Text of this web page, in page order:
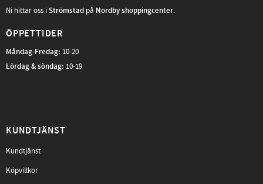
Ni hittar oss iStrömstad på Nordby shoppingcenter.
ÖPPETTIDER
Måndag-Fredag: 10-20
Lördag & söndag: 10-19
KUNDTJÄNST
Kundtjänst
Köpvillkor